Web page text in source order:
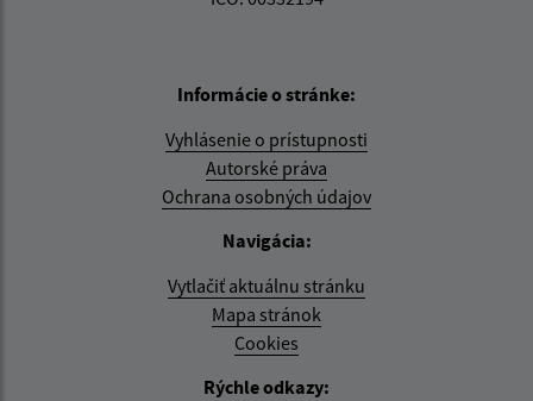
Informácie o stránke:
Vyhlásenie o prístupnosti
Autorské práva
Ochrana osobných údajov
Navigácia:
Vytlačiť aktuálnu stránku
Mapa stránok
Cookies
Rýchle odkazy: